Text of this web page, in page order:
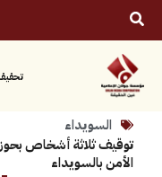
محليات
أشخاص بحوزتهم أسلحة